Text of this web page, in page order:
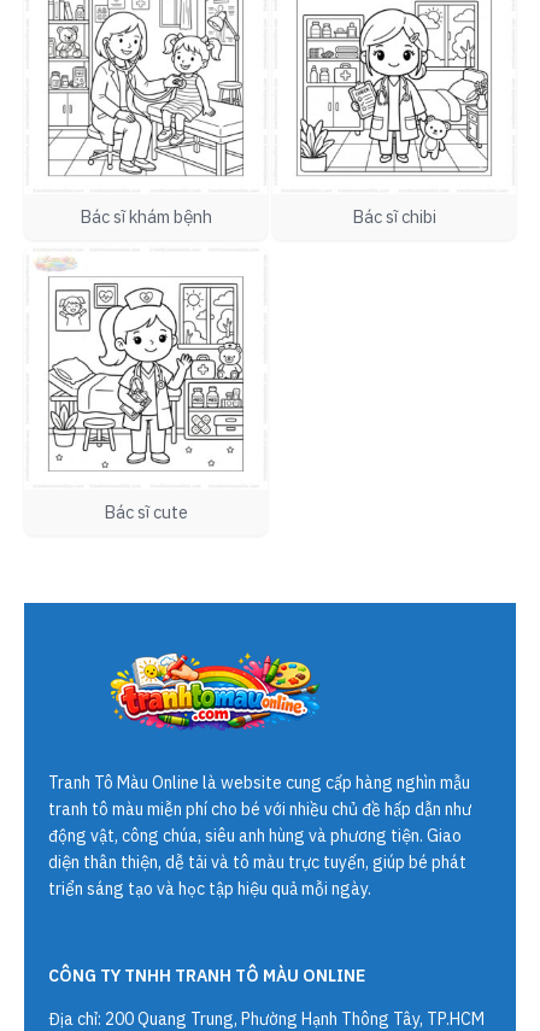
Bác sĩ khám bệnh Bác sĩ chibi
Bác sĩ cute
Tranh Tô Màu Online là website cung cấp hàng nghìn mẫu
tranh tô màu miễn phí cho bé với nhiều chủ đề hấp dẫn như
động vật, công chúa, siêu anh hùng và phương tiện. Giao
diện thân thiện, dễ tải và tô màu trực tuyến, giúp bé phát
triển sáng tạo và học tập hiệu quả mỗi ngày.
CÔNG TY TNHH TRANH TÔ MÀU ONLINE
Địa chỉ: 200 Quang Trung, Phường Hạnh Thông Tây, TP.HCM